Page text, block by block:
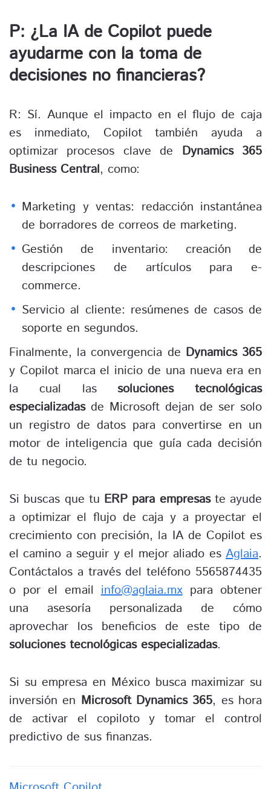
P: ¿La IA de Copilot puede
ayudarme con la toma de
decisiones no financieras?
R: Sí. Aunque el impacto en el flujo de caja
es inmediato, Copilot también ayuda a
optimizar procesos clave de Dynamics 365
Business Central, como:
Marketing y ventas: redacción instantánea
de borradores de correos de marketing.
Gestión de inventario: creación de
descripciones de artículos para e-
commerce.
Servicio al cliente: resúmenes de casos de
soporte en segundos.
Finalmente, la convergencia de Dynamics 365
y Copilot marca el inicio de una nueva era en
la cual las soluciones tecnológicas
especializadasde Microsoft dejan de ser solo
un registro de datos para convertirse en un
motor de inteligencia que guía cada decisión
de tu negocio.
Si buscas que tu ERP para empresaste ayude
a optimizar el flujo de caja y a proyectar el
crecimiento con precisión, la IA de Copilot es
el camino a seguir y el mejor aliado es Aglaia.
Contáctalos a través del teléfono 5565874435
o por el emailinfo@aglaia.mxpara obtener
una asesoría personalizada de cómo
aprovechar los beneficios de este tipo de
soluciones tecnológicas especializadas.
Si su empresa en México busca maximizar su
inversión en Microsoft Dynamics 365, es hora
de activar el copiloto y tomar el control
predictivo de sus finanzas.